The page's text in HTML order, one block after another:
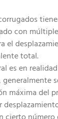
con
total.
es en
máxima